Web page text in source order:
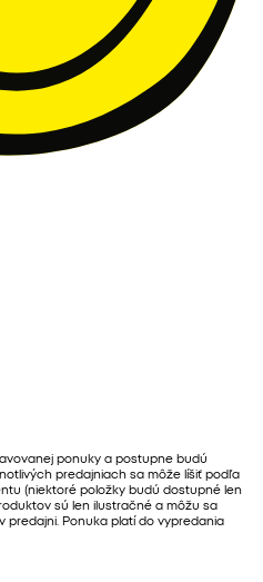
ponuky a postupne budú
predajniach sa môže líšiť podľa
(niektoré položky budú dostupné len
sú len ilustračné a môžu sa
Ponuka platí do vypredania